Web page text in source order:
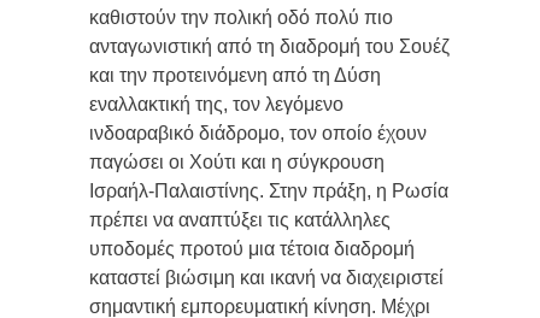
καθιστούν την πολική οδό πολύ πιο
ανταγωνιστική από τη διαδρομή του Σουέζ
και την προτεινόμενη από τη Δύση
εναλλακτική της, τον λεγόμενο
ινδοαραβικό διάδρομο, τον οποίο έχουν
παγώσει οι Χούτι και η σύγκρουση
Ισραήλ-Παλαιστίνης. Στην πράξη, η Ρωσία
πρέπει να αναπτύξει τις κατάλληλες
υποδομές προτού μια τέτοια διαδρομή
καταστεί βιώσιμη και ικανή να διαχειριστεί
σημαντική εμπορευματική κίνηση. Μέχρι